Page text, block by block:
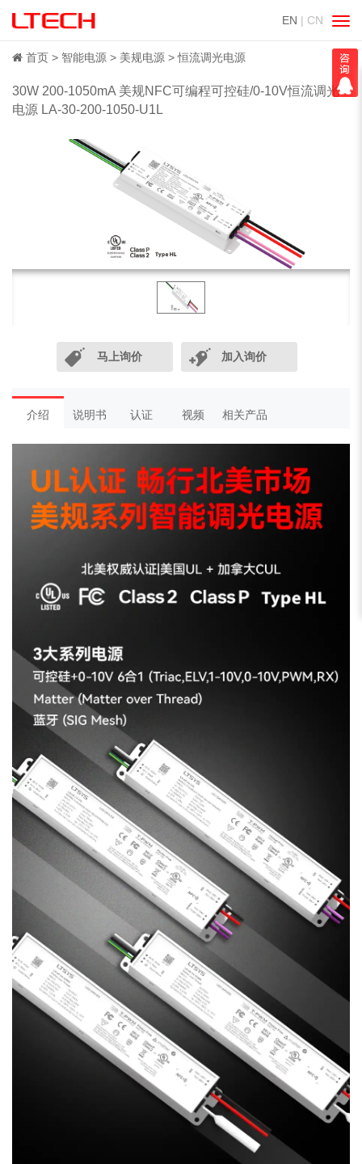
EN | CN
切
换
导
航
首页 智能电源 美规电源 恒流调光电源
30W 200-1050mA 美规NFC可编程可控硅/0-10V恒流调光
电源 LA-30-200-1050-U1L
马上询价 加入询价
介绍 说明书 认证 视频 相关产品